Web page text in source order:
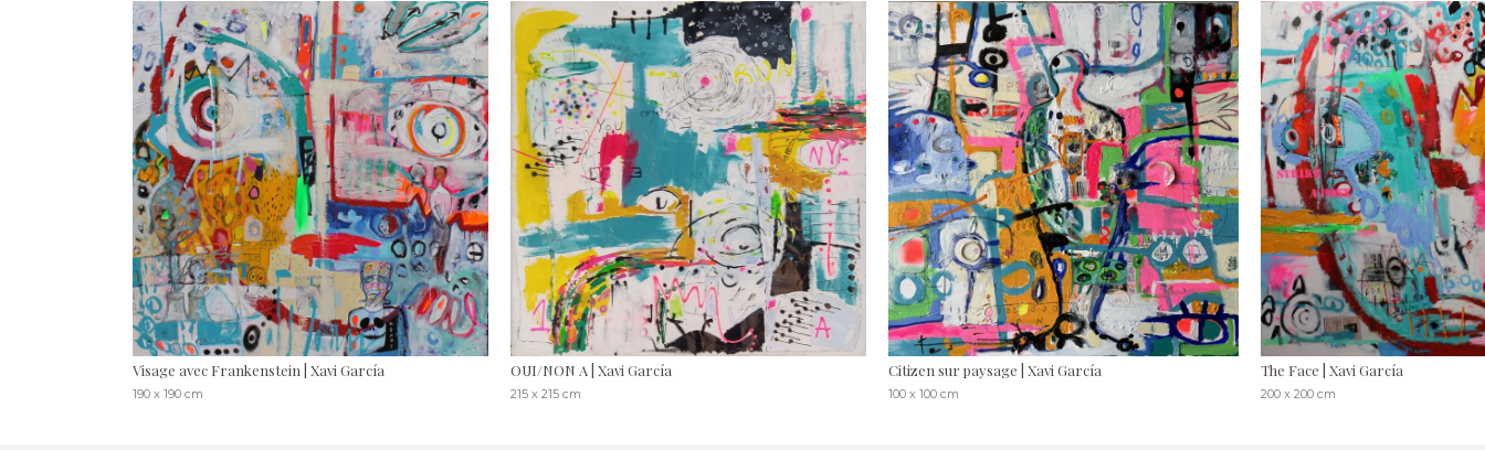
Visage avec Frankenstein | Xavi García
190 x 190 cm
OUI/NON A | Xavi García
215 x 215 cm
Citizen sur paysage | Xavi García
100 x 100 cm
The Face | Xavi García
200 x 200 cm